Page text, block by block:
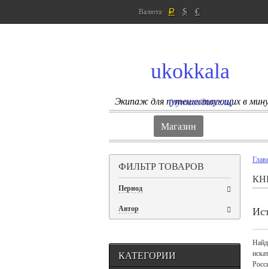
Валюта: Р $ €
ukokkala
Экипаж для путешествующих в
(путеводитель)
Магазин
ФИЛЬТР ТОВАРОВ
Период
Автор
КАТЕГОРИИ